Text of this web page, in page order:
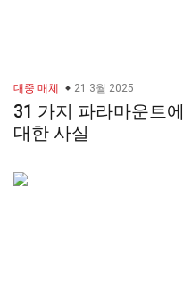
대중 매체 21 3월 2025
31 가지 파라마운트에
대한 사실